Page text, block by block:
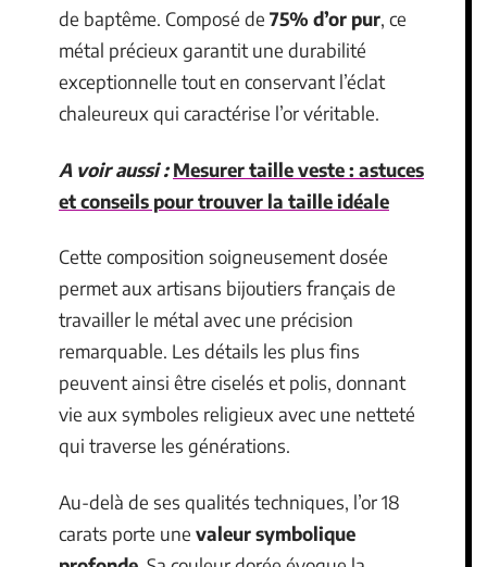
de baptême. Composé de 75% d’or pur, ce
métal précieux garantit une durabilité
exceptionnelle tout en conservant l’éclat
chaleureux qui caractérise l’or véritable.
A voir aussi : Mesurer taille veste : astuces
et conseils pour trouver la taille idéale
Cette composition soigneusement dosée
permet aux artisans bijoutiers français de
travailler le métal avec une précision
remarquable. Les détails les plus fins
peuvent ainsi être ciselés et polis, donnant
vie aux symboles religieux avec une netteté
qui traverse les générations.
Au-delà de ses qualités techniques, l’or 18
carats porte une valeur symbolique